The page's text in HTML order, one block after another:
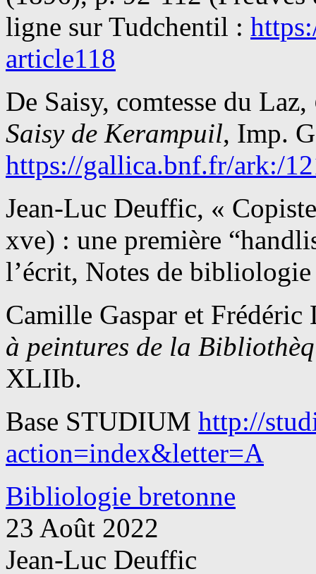
ligne sur Tudchentil :
article118
De Saisy, comtesse du Laz,
Saisy de Kerampuil, Imp.
https://gallica.bnf.fr/ark:/
Jean-Luc Deuffic, «
xve) : une première
l’écrit, Notes de
Camille Gaspar et
à peintures de la
XLIIb.
Base STUDIUM http://
action=index&letter=A
Bibliologie bretonne
23 Août 2022
Jean-Luc Deuffic